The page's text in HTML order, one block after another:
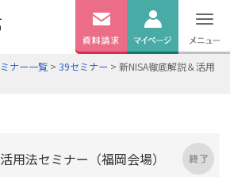
無料
資料 ログイン
ナー一覧 >39セミナー > 新NISA徹底解説＆活用
用法セミナー（福岡会場）